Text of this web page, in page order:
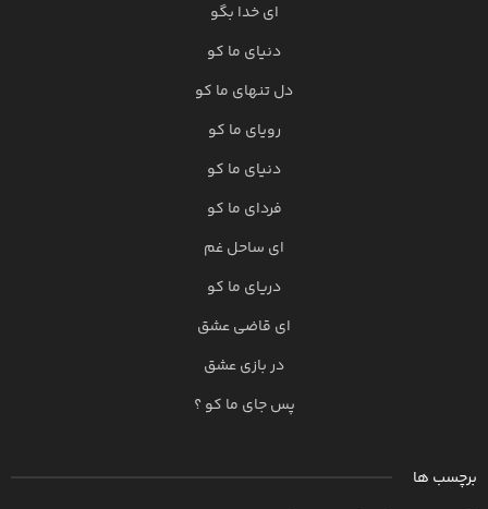
ای خدا بگو
دنیای ما کو
دل تنهای ما کو
رویای ما کو
دنیای ما کو
فردای ما کو
ای ساحل غم
دریای ما کو
ای قاضی عشق
در بازی عشق
پس جای ما کو ؟
برچسب ها